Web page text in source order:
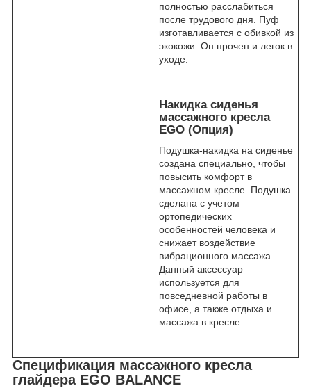
полностью расслабиться
после трудового дня. Пуф
изготавливается с обивкой из
экокожи. Он прочен и легок в
уходе.
Накидка сиденья
массажного кресла
EGO (Опция)
Подушка-накидка на сиденье
создана специально, чтобы
повысить комфорт в
массажном кресле. Подушка
сделана с учетом
ортопедических
особенностей человека и
снижает воздействие
вибрационного массажа.
Данный аксессуар
используется для
повседневной работы в
офисе, а также отдыха и
массажа в кресле.
Спецификация массажного кресла
глайдера EGO BALANCE